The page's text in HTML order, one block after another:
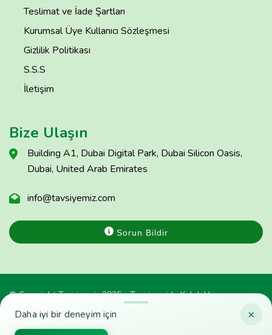
×
Daha iyi bir deneyim için
Teslimat ve İade Şartları
Kurumsal Üye Kullanıcı Sözleşmesi
Gizlilik Politikası
S.S.S
İletişim
Bize Ulaşın
Building A1, Dubai Digital Park, Dubai Silicon Oasis,
Dubai, United Arab Emirates
info@tavsiyemiz.com
Sorun Bildir
© Copyright Tavsiyemiz 2025 - Tavsiyemiz'e Kulak Ver